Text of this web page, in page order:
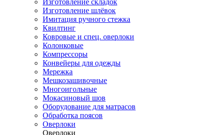
Изготовление складок
Изготовление шлёвок
Имитация ручного стежка
Квилтинг
Ковровые и спец. оверлоки
Колонковые
Компрессоры
Конвейеры для одежды
Мережка
Мешкозашивочные
Многоигольные
Мокасиновый шов
Оборудование для матрасов
Обработка поясов
Оверлоки
Оверлоки